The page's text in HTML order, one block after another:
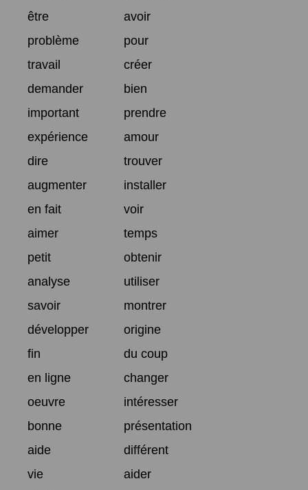
être
avoir
problème
pour
travail
créer
demander
bien
important
prendre
expérience
amour
dire
trouver
augmenter
installer
en fait
voir
aimer
temps
petit
obtenir
analyse
utiliser
savoir
montrer
développer
origine
fin
du coup
en ligne
changer
oeuvre
intéresser
bonne
présentation
aide
différent
vie
aider